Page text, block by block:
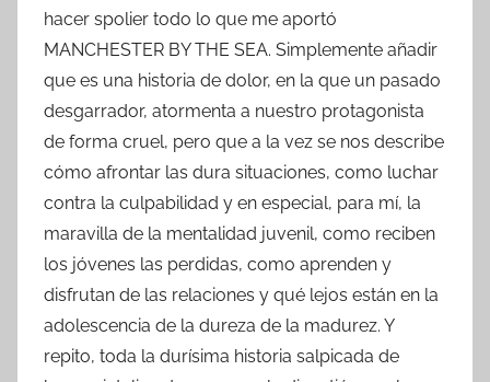
hacer spolier todo lo que me aportó
MANCHESTER BY THE SEA. Simplemente añadir
que es una historia de dolor, en la que un pasado
desgarrador, atormenta a nuestro protagonista
de forma cruel, pero que a la vez se nos describe
cómo afrontar las dura situaciones, como luchar
contra la culpabilidad y en especial, para mí, la
maravilla de la mentalidad juvenil, como reciben
los jóvenes las perdidas, como aprenden y
disfrutan de las relaciones y qué lejos están en la
adolescencia de la dureza de la madurez. Y
repito, toda la durísima historia salpicada de